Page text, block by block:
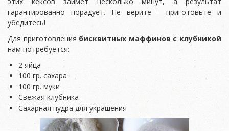
гарантированно порадует. Не верите - приготовьте и
убедитесь!
Для приготовления бисквитных маффинов с клубникой
нам потребуется:
2 яйца
100 гр. сахара
100 гр. муки
Свежая клубника
Сахарная пудра для украшения